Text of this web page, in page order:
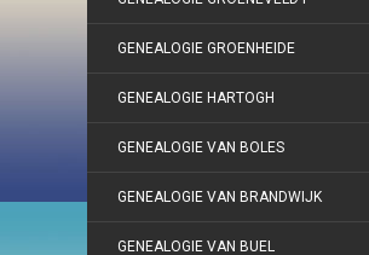
GENEALOGIE GROENHEIDE
GENEALOGIE HARTOGH
GENEALOGIE VAN BOLES
GENEALOGIE VAN BRANDWIJK
GENEALOGIE VAN BUEL